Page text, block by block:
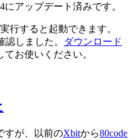
アップデート済みです。
行すると起動できます。
認しました。
ダウンロード
お使いください。
すが、以前のXbitから80code